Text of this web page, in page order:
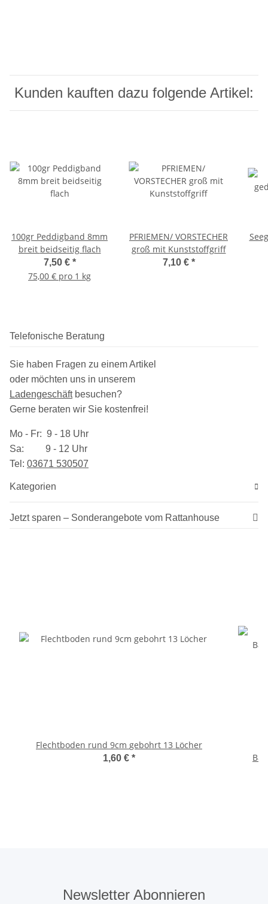
Kunden kauften dazu folgende Artikel:
100gr Peddigband 8mm
breit beidseitig flach
7,50 € *
75,00 € pro 1 kg
PFRIEMEN/ VORSTECHER
groß mit Kunststoffgriff
7,10 € *
Telefonische Beratung
Sie haben Fragen zu einem Artikel
oder möchten uns in unserem
Ladengeschäftbesuchen?
Gerne beraten wir Sie kostenfrei!
Mo - Fr: 9 - 18 Uhr
Sa: 9 - 12 Uhr
Tel: 03​671 530507
Kategorien
Jetzt sparen – Sonderangebote vom Rattanhouse
Flechtboden rund 9cm gebohrt 13 Löcher
1,60 € *
Newsletter Abonnieren